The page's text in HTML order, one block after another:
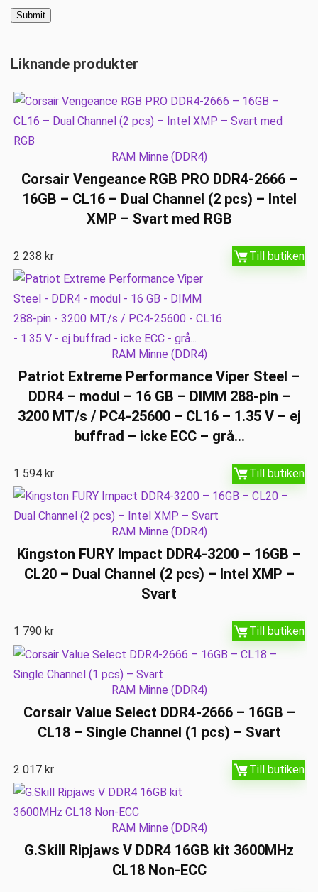
Liknande produkter
RAM Minne (DDR4)
Corsair Vengeance RGB PRO DDR4-2666 –
16GB – CL16 – Dual Channel (2 pcs) – Intel
XMP – Svart med RGB
2 238kr Till butiken
RAM Minne (DDR4)
Patriot Extreme Performance Viper Steel –
DDR4 – modul – 16 GB – DIMM 288-pin –
3200 MT/s / PC4-25600 – CL16 – 1.35 V – ej
buffrad – icke ECC – grå…
1 594 kr Till butiken
RAM Minne (DDR4)
Kingston FURY Impact DDR4-3200 – 16GB –
CL20 – Dual Channel (2 pcs) – Intel XMP –
Svart
1 790 kr Till butiken
RAM Minne (DDR4)
Corsair Value Select DDR4-2666 – 16GB –
CL18 – Single Channel (1 pcs) – Svart
2 017kr Till butiken
RAM Minne (DDR4)
G.Skill Ripjaws V DDR4 16GB kit 3600MHz
CL18 Non-ECC